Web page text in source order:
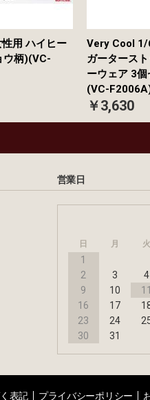
用 ハイヒー
ウ柄)(VC-
Very Cool 1/
ガータース
ーウェア 3
(VC-
￥3,630
営業日
日 月 火
1
2
3 4
9
10 11
16
17
23
24
30
31
表記 プライバシーポリシー